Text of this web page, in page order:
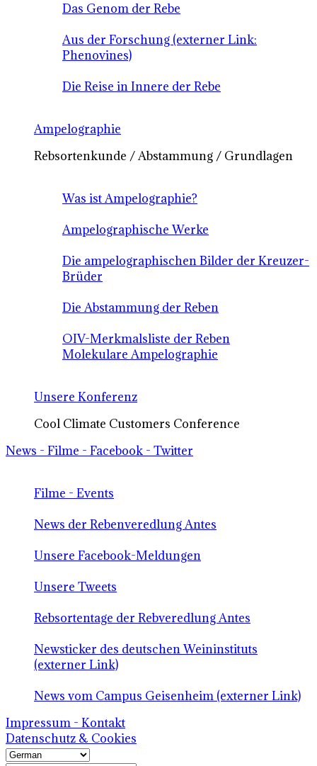
Das Genom der Rebe
Aus der Forschung (externer Link:
Phenovines)
Die Reise in Innere der Rebe
Ampelographie
Rebsortenkunde / Abstammung / Grundlagen
Was ist Ampelographie?
Ampelographische Werke
Die ampelographischen Bilder der Kreuzer-
Brüder
Die Abstammung der Reben
OIV-Merkmalsliste der Reben
Molekulare Ampelographie
Unsere Konferenz
Cool Climate Customers Conference
News - Filme - Facebook - Twitter
Filme - Events
News der Rebenveredlung Antes
Unsere Facebook-Meldungen
Unsere Tweets
Rebsortentage der Rebveredlung Antes
Newsticker des deutschen Weininstituts
(externer Link)
News vom Campus Geisenheim (externer Link)
Impressum - Kontakt
Datenschutz & Cookies